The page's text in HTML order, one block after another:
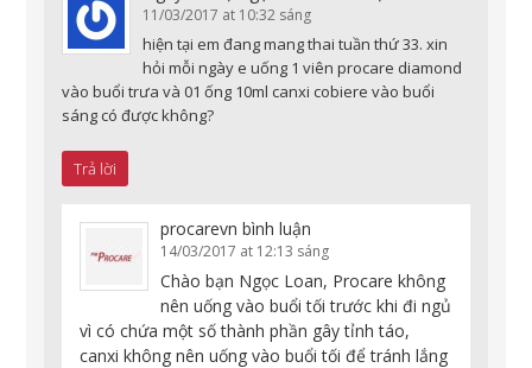
11/03/2017 at 10:32 sáng
hiện tại em đang mang thai tuần thứ 33. xin
hỏi mỗi ngày e uống 1 viên procare diamond
vào buổi trưa và 01 ống 10ml canxi cobiere vào buổi
sáng có được không?
Trả lời
procarevn bình luận
14/03/2017 at 12:13 sáng
Chào bạn Ngọc Loan, Procare không
nên uống vào buổi tối trước khi đi ngủ
vì có chứa một số thành phần gây tỉnh táo,
canxi không nên uống vào buổi tối để tránh lắng